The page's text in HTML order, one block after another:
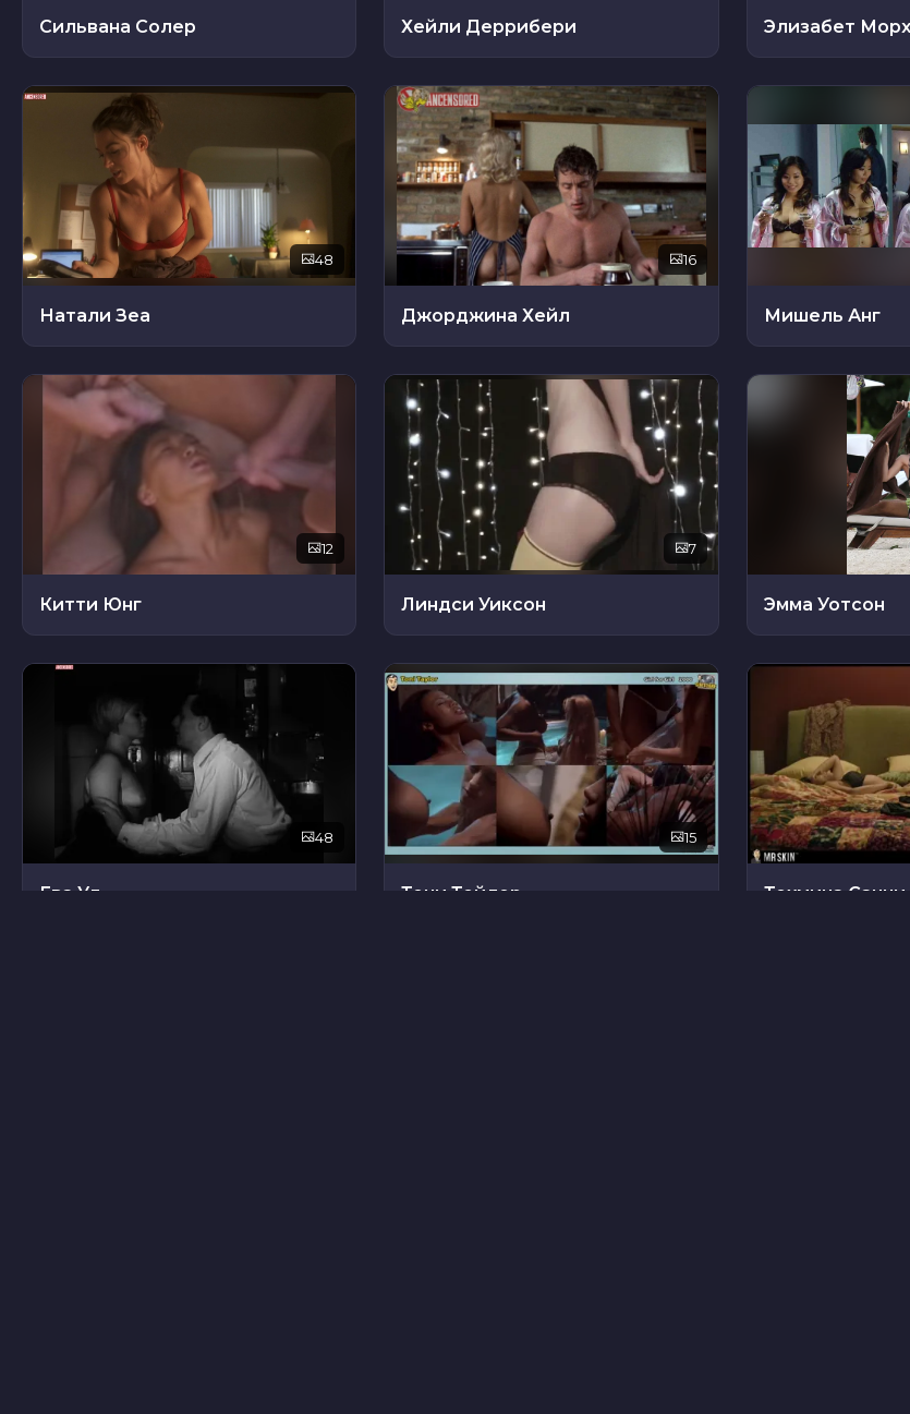
Сильвана Солер Хейли Деррибери Элизабет
48
Натали Зеа
16
Джорджина Хейл Мишель Анг
12
Китти Юнг
7
Линдси Уиксон Эмма Уотсон
48
Ева Ул.
15
Тони Тейлор Техмина Санни